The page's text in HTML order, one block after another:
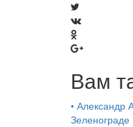
Вам
• Александр
Зеленограде